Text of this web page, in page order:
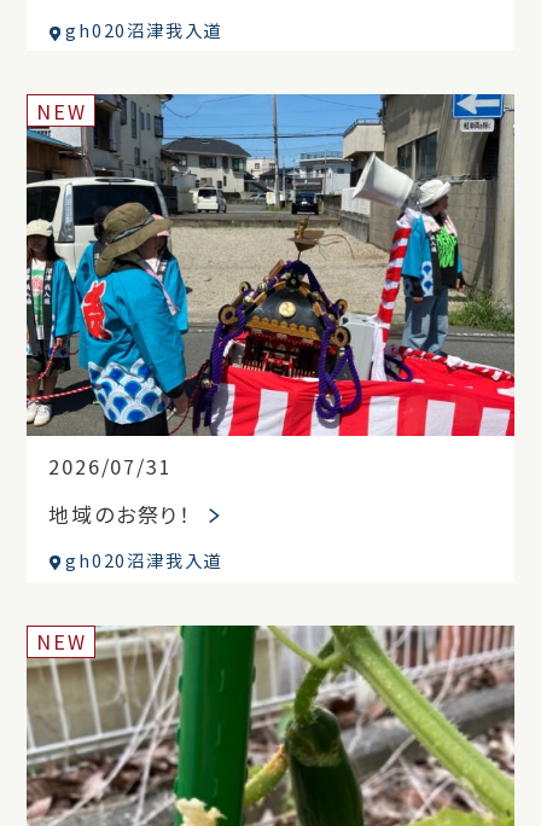
gh020沼津我入道
2026/07/31
NEW
地域のお祭り！
gh020沼津我入道
NEW